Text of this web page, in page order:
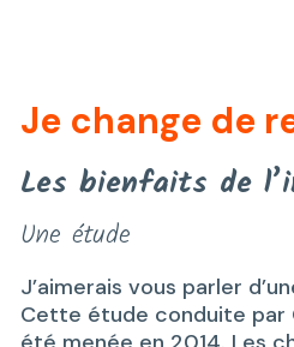
Je change de
Les bienfaits de
Une étude
J’aimerais vous parler
Cette étude conduite par